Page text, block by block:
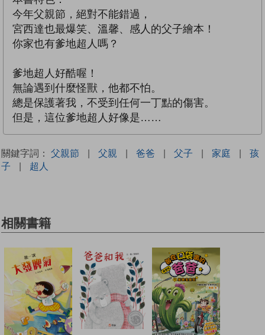
今年父親節，絕對不能錯過，
宮西達也最爆笑、溫馨、感人的父子繪本！
你家也有爹地超人嗎？
爹地超人好酷喔！
無論遇到什麼怪獸，他都不怕。
總是保護著我，不受到任何一丁點的傷害。
但是，這位爹地超人好像是……
關鍵字詞： 父親節 | 父親 | 爸爸 | 父子 | 家庭 |
孩
子
| 超人
相關書籍